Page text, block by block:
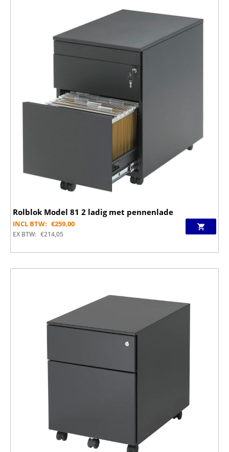
Rolblok Model 81 2 ladig met pennenlade
INCL BTW: €259,00
EX BTW: €214,05